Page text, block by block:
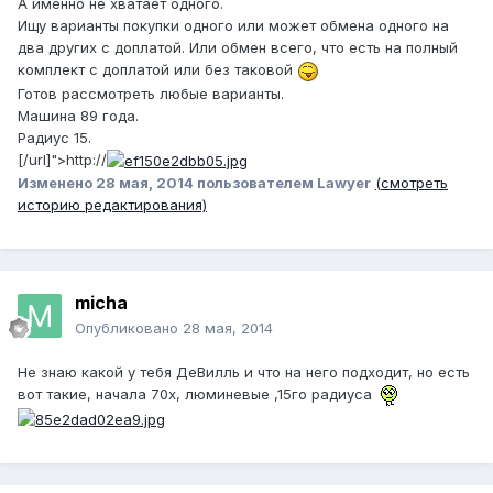
А именно не хватает одного.
Ищу варианты покупки одного или может обмена одного на
два других с доплатой. Или обмен всего, что есть на полный
комплект с доплатой или без таковой
Готов рассмотреть любые варианты.
Машина 89 года.
Радиус 15.
[/url]">http://
Изменено 28 мая, 2014 пользователем Lawyer (смотреть
историю редактирования)
micha
Опубликовано 28 мая, 2014
Не знаю какой у тебя ДеВилль и что на него подходит, но есть
вот такие, начала 70х, люминевые ,15го радиуса